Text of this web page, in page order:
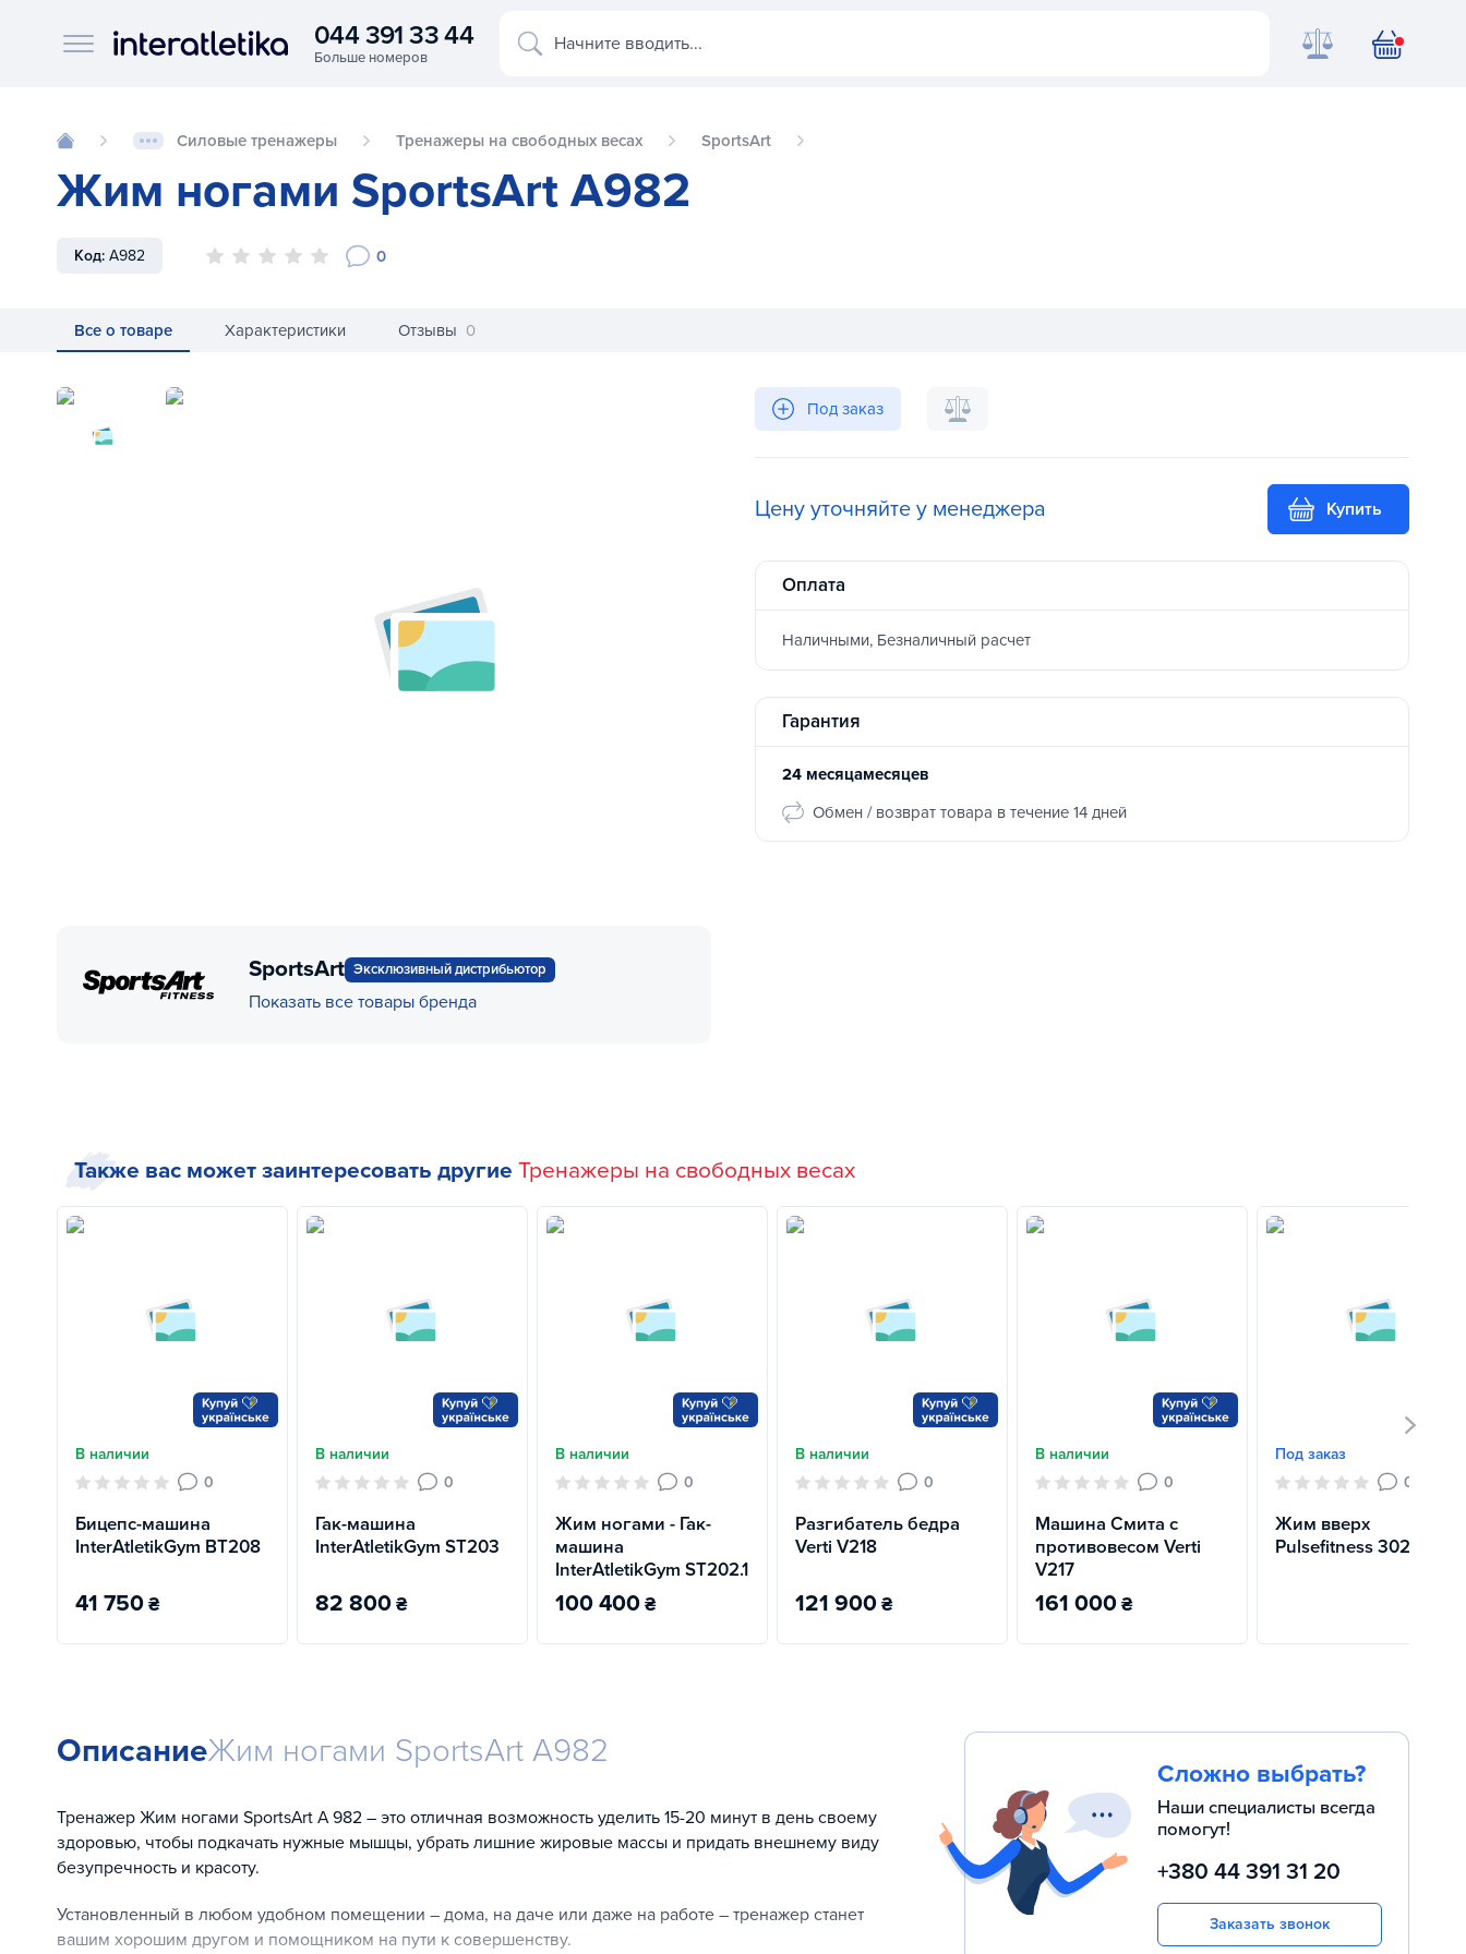
Interatletika logo
044 391 33 44 Начните вводить...
Силовые тренажеры Тренажеры на свободных весах SportsArt
Жим ногами SportsArt A982
Код: A982 0
Все о товаре Характеристики Отзывы 0
Жим ногами SportsArt A982
SportsArt Эксклюзивный дистрибьютор
Показать все товары бренда
Под заказ
Цену уточняйте у менеджера Купить
Оплата
Наличными, Безналичный расчет
Гарантия
24 месяцамесяцев
Обмен / возврат товара в течение 14 дней
Также вас может заинтересовать другие Тренажеры на свободных весах
В наличии
0
Бицепс-машина
InterAtletikGym BT208
41 750₴
В наличии
0
Гак-машина
InterAtletikGym ST203
82 800₴
В наличии
0
Жим ногами - Гак-
машина
InterAtletikGym ST202.1
100 400₴
В наличии
0
Разгибатель бедра
Verti V218
121 900₴
В наличии
0
Машина Смита с
противовесом Verti
V217
161 000₴
Под заказ
0
Жим вверх
Pulsefitness 302
ОписаниеЖим ногами SportsArt A982
Тренажер Жим ногами SportsArt A 982 – это отличная возможность уделить 15-20 минут в день своему
здоровью, чтобы подкачать нужные мышцы, убрать лишние жировые массы и придать внешнему виду
безупречность и красоту.
Установленный в любом удобном помещении – дома, на даче или даже на работе – тренажер станет
вашим хорошим другом и помощником на пути к совершенству.
Сложно выбрать?
Наши специалисты всегда
помогут!
+380 44 391 31 20
Заказать звонок